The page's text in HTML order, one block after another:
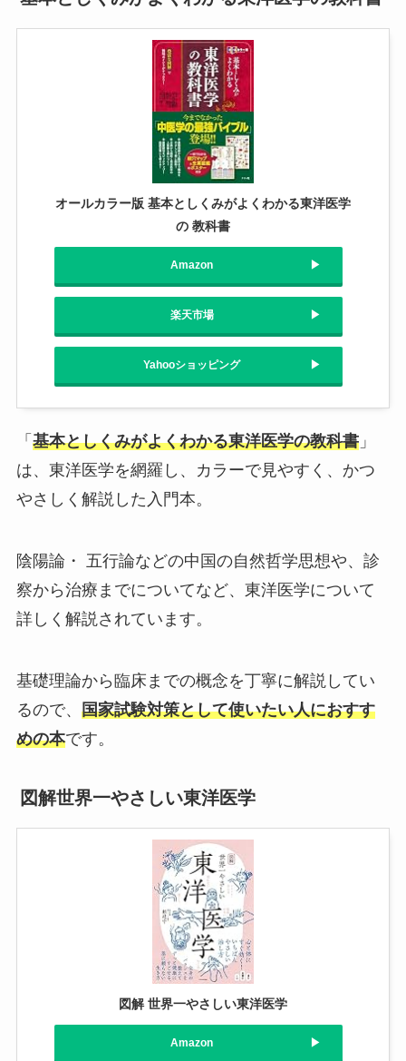
オールカラー版 基本としくみがよくわかる東洋医学
の 教科書
Amazon
楽天市場
Yahooショッピング
「 基本としくみがよくわかる東洋医学の教科書」
は、東洋医学を網羅し、カラーで見やすく、かつ
やさしく解説した入門本。
陰陽論・ 五行論などの中国の自然哲学思想や、診
察から治療までについてなど、東洋医学について
詳しく解説されています。
基礎理論から臨床までの概念を丁寧に解説してい
るので、 国家試験対策として使いたい人におすす
めの本です。
図解世界一やさしい東洋医学
図解 世界一やさしい東洋医学
Amazon